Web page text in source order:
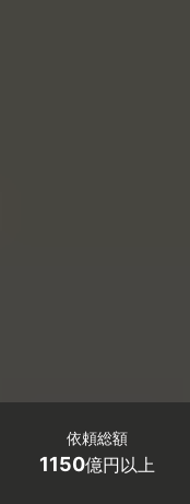
依頼総額
1150億円以上